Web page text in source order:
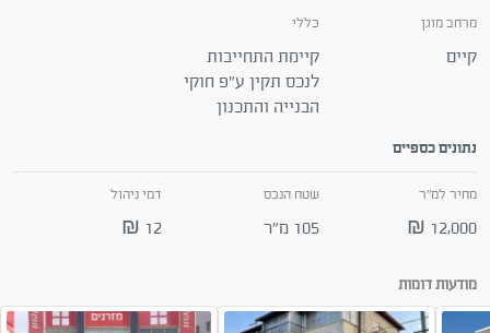
מרחב מוגן
קיים
כללי
קיימת התחייבות
לנכס תקין ע"פ חוקי
הבנייה והתכנון
נתונים כספיים
מחיר למ"ר
12,000 ₪
שטח הנכס
105 מ"ר
דמי ניהול
12 ₪
מודעות דומות